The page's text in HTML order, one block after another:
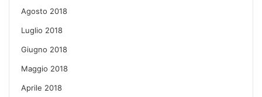
Agosto 2018
Luglio 2018
Giugno 2018
Maggio 2018
Aprile 2018